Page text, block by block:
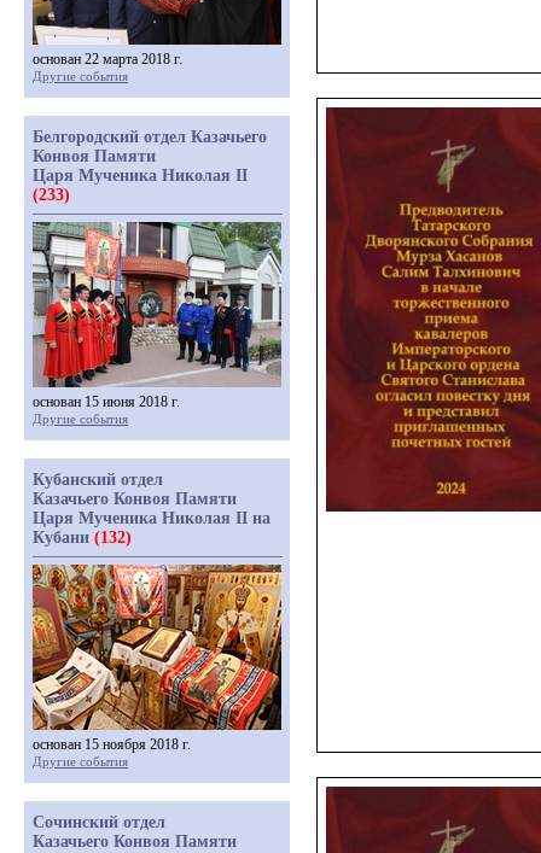
основан 22 марта 2018 г.
Другие события
Белгородский отдел Казачьего
Конвоя Памяти
Царя Мученика Николая II
(233)
основан 15 июня 2018 г.
Другие события
Кубанский отдел
Казачьего Конвоя Памяти
Царя Мученика Николая II на
Кубани (132)
основан 15 ноября 2018 г.
Другие события
Сочинский отдел
Казачьего Конвоя Памяти